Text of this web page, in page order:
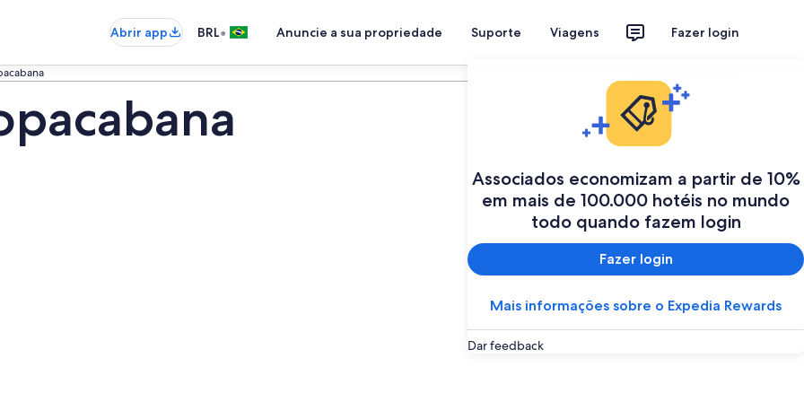
Abrir app BRL• Anuncie a sua propriedade Suporte Viagens Fazer login
Associados economizam a partir de 10%
em mais de 100.000 hotéis no mundo
todo quando fazem login
Fazer login
Mais informações sobre o Expedia Rewards
Dar feedback